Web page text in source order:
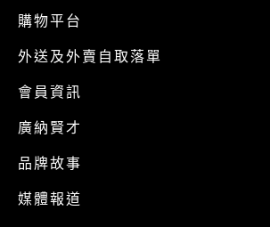
購物平台
外送及外賣自取落單
會員資訊
廣納賢才
品牌故事
媒體報道